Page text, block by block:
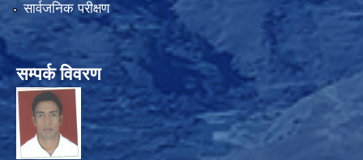
सार्वजनिक परीक्षण
सम्पर्क विवरण